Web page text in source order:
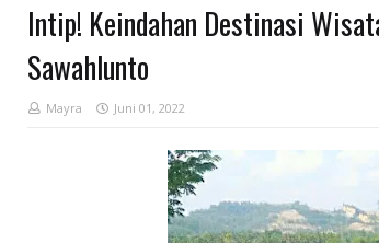
Intip! Keindahan Destinasi
Sawahlunto
Mayra Juni 01, 2022